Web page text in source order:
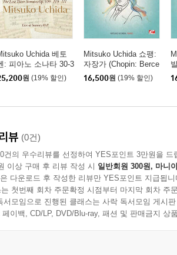
Uchida 베토
: 피아노 소나타 30-3
(Beethoven: Piano
Sonatas Opp 109 110
원 (19% 할인)
Mitsuko Uchida 쇼팽:
자장가 (Chopin: Berce
use in D-Flat Major)
16,500원 (19% 할인)
뷰 (0건)
건의 우수리뷰를 선정하여 YES포인트 3만원을 드
이상 구매 후 리뷰 작성 시 일반회원 300원, 마니
다운로드 후 작성한 리뷰만 YES포인트 지급됩니
는 첫번째 회차 주문확정 시점부터 마지막 회차 주
서모임으로 진행된 클래스는 사락 독서모임 게시
페이백, CD/LP, DVD/Blu-ray, 패션 및 판매금지 상